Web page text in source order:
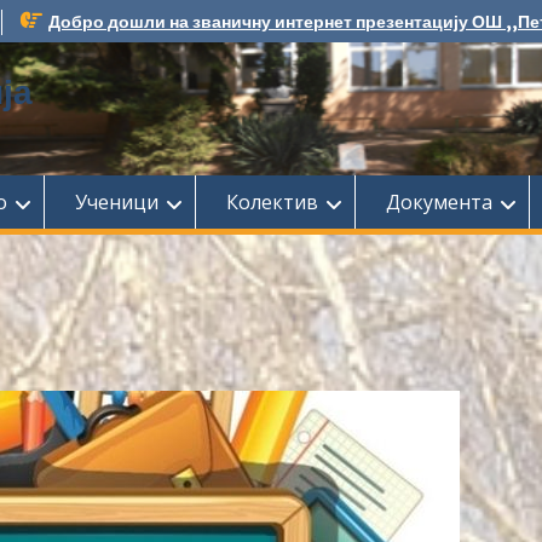
Добро дошли на званичну интернет презентацију ОШ
Ученици Колектив Документа